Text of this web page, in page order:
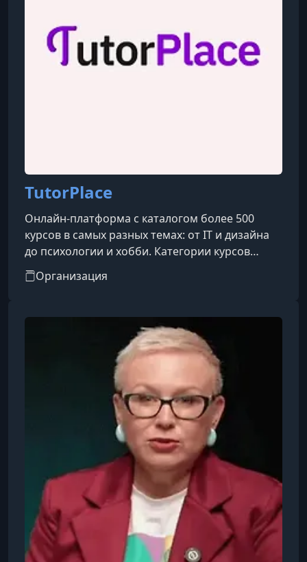
TutorPlace
Онлайн-платформа с каталогом более 500
курсов в самых разных темах: от IT и дизайна
до психологии и хобби. Категории курсов
охватывают такие направления, как IT, бизнес,
дизайн, психология, творчество, блогинг, уход
Организация